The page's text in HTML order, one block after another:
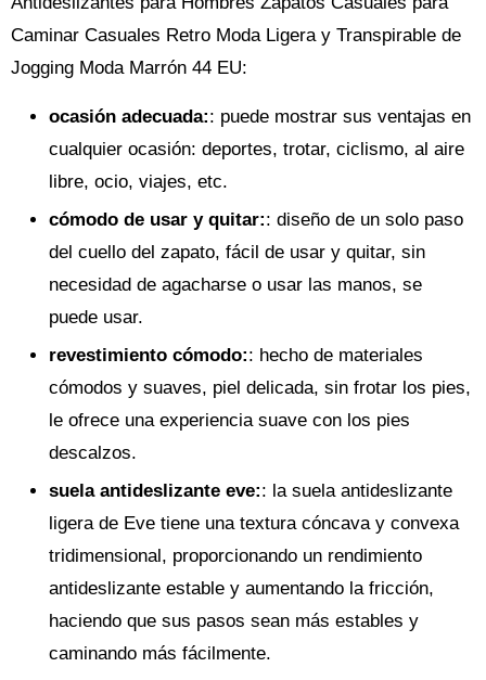
Caminar Casuales Retro Moda Ligera y Transpirable de
Jogging Moda Marrón 44 EU:
ocasión adecuada:: puede mostrar sus ventajas en
cualquier ocasión: deportes, trotar, ciclismo, al aire
libre, ocio, viajes, etc.
cómodo de usar y quitar:: diseño de un solo paso
del cuello del zapato, fácil de usar y quitar, sin
necesidad de agacharse o usar las manos, se
puede usar.
revestimiento cómodo:: hecho de materiales
cómodos y suaves, piel delicada, sin frotar los pies,
le ofrece una experiencia suave con los pies
descalzos.
suela antideslizante eve:: la suela antideslizante
ligera de Eve tiene una textura cóncava y convexa
tridimensional, proporcionando un rendimiento
antideslizante estable y aumentando la fricción,
haciendo que sus pasos sean más estables y
caminando más fácilmente.